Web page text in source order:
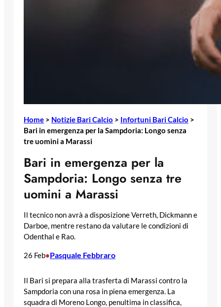
Home > Notizie Bari Calcio > Infortuni Bari Calcio >
Bari in emergenza per la Sampdoria: Longo senza
tre uomini a Marassi
Bari in emergenza per la
Sampdoria: Longo senza tre
uomini a Marassi
Il tecnico non avrà a disposizione Verreth, Dickmann e
Darboe, mentre restano da valutare le condizioni di
Odenthal e Rao.
26 Feb•Pasquale Febbraro
Il Bari si prepara alla trasferta di Marassi contro la
Sampdoria con una rosa in piena emergenza. La
squadra di Moreno Longo, penultima in classifica,